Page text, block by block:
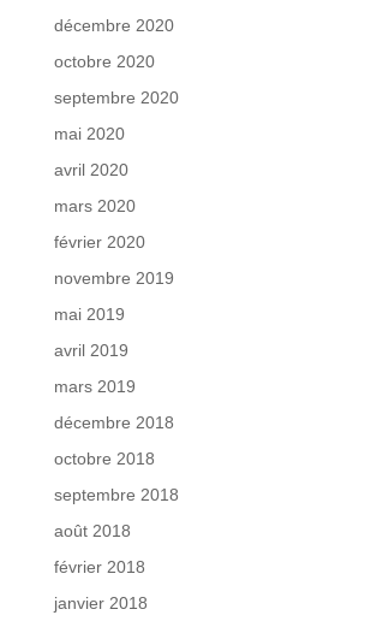
décembre 2020
octobre 2020
septembre 2020
mai 2020
avril 2020
mars 2020
février 2020
novembre 2019
mai 2019
avril 2019
mars 2019
décembre 2018
octobre 2018
septembre 2018
août 2018
février 2018
janvier 2018